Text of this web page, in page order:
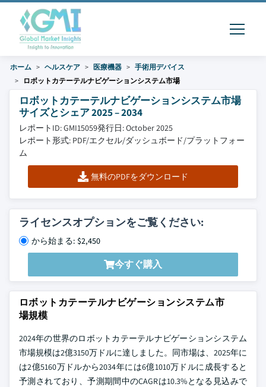
ホーム ヘルスケア 医療機器
手術用デバイス
ロボットカテーテルナビゲーションシステム市場
ロボットカテーテルナビゲーションシステム市場
サイズとシェア 2025 – 2034
レポートID: GMI15059発行日: October 2025
レポート形式: PDF/エクセル/ダッシュボード/プラットフォー
ム
無料のPDFをダウンロード
ライセンスオプションをご覧ください:
から始まる: $2,450
今すぐ購入
ロボットカテーテルナビゲーションシステム市
場規模
2024年の世界のロボットカテーテルナビゲーションシステム
市場規模は2億3150万ドルに達しました。同市場は、2025年に
は2億5160万ドルから2034年には6億1010万ドルに成長すると
予測されており、予測期間中のCAGRは10.3%となる見込みで